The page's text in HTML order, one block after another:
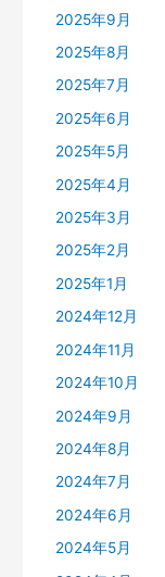
2025年9月
2025年8月
2025年7月
2025年6月
2025年5月
2025年4月
2025年3月
2025年2月
2025年1月
2024年12月
2024年11月
2024年10月
2024年9月
2024年8月
2024年7月
2024年6月
2024年5月